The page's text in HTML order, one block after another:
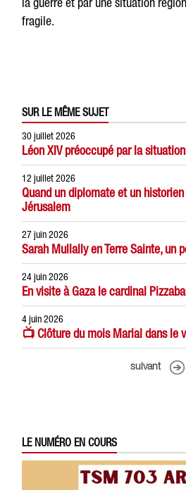
fragile.
SUR LE MÊME SUJET
30 juillet 2026
Léon XIV préoccupé par la
12 juillet 2026
Quand un diplomate et un
Jérusalem
27 juin 2026
Sarah Mullally en Terre Sainte, un
24 juin 2026
En visite à Gaza le cardinal
4 juin 2026
📺 Clôture du mois Marial dans le
suivant
LE NUMÉRO EN COURS